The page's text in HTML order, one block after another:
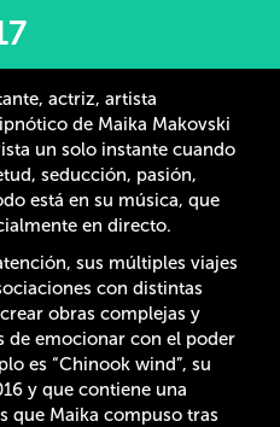
actriz, artista
de Maika Makovski
un solo instante cuando
seducción, pasión,
está en su música, que
en directo.
sus múltiples viajes
con distintas
obras complejas y
de emocionar con el poder
es “Chinook wind”, su
y que contiene una
que Maika compuso tras